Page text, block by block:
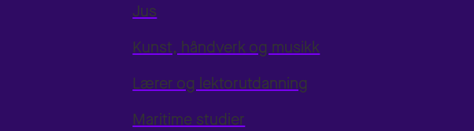
Jus
Kunst, håndverk og musikk
Lærer og lektorutdanning
Maritime studier